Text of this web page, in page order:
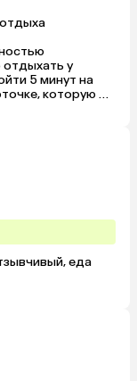
у
5 минут на
которую
с 12:30 до
блюд
ресторане на
минутах
цен
конечно,
MMI, там
еда